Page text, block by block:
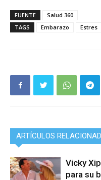
FUENTE
Salud 360
TAGS
Embarazo Estres
ARTÍCULOS
Vicky
para su